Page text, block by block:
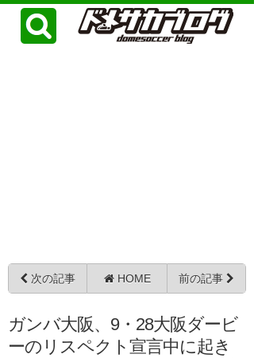
次の記事 HOME 前の記事
ガンバ大阪、9・28大阪ダービ
ーのリスペクト宣言中に起き